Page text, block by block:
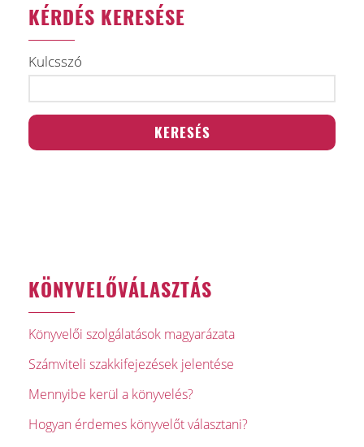
KÉRDÉS KERESÉSE
Kulcsszó
KÖNYVELŐVÁLASZTÁS
Könyvelői szolgálatások magyarázata
Számviteli szakkifejezések jelentése
Mennyibe kerül a könyvelés?
Hogyan érdemes könyvelőt választani?